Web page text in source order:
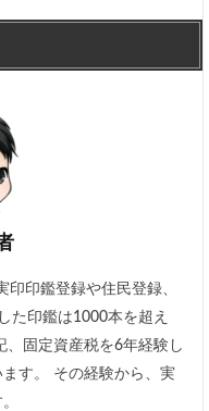
印鑑登録や住民登録、
た印鑑は1000本を超え
、固定資産税を6年経験し
す。 その経験から、実